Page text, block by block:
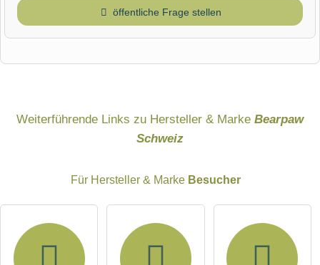
öffentliche Frage stellen
Weiterführende Links zu Hersteller & Marke Bearpaw
Schweiz
Für Hersteller & Marke Besucher